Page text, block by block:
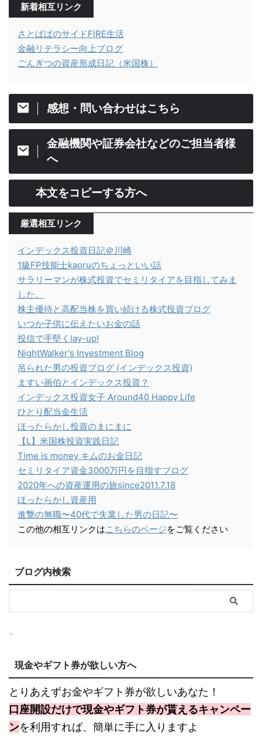
新着相互リンク
さとぱぱのサイドFIRE生活
金融リテラシー向上ブログ
ごんぎつの資産形成日記（米国株）
感想・問い合わせはこちら
金融機関や証券会社などのご担当者様
へ
本文をコピーする方へ
厳選相互リンク
インデックス投資日記＠川崎
1級FP技能士kaoruのちょっといい話
サラリーマンが株式投資でセミリタイアを目指してみま
した。
株主優待と高配当株を買い続ける株式投資ブログ
いつか子供に伝えたいお金の話
投信で手堅くlay-up!
NightWalker's Investment Blog
吊られた男の投資ブログ (インデックス投資)
ますい画伯とインデックス投資？
インデックス投資女子 Around40 Happy Life
ひとり配当金生活
ほったらかし投資のまにまに
【L】米国株投資実践日記
Time is money キムのお金日記
セミリタイア資金3000万円を目指すブログ
2020年への資産運用の旅since2011.7.18
ほったらかし資産用
進撃の無職〜40代で失業した男の日記〜
この他の相互リンクはこちらのページをご覧ください
ブログ内検索
現金やギフト券が欲しい方へ
とりあえずお金やギフト券が欲しいあなた！
口座開設だけで現金やギフト券が貰えるキャンペー
ンを利用すれば、簡単に手に入りますよ